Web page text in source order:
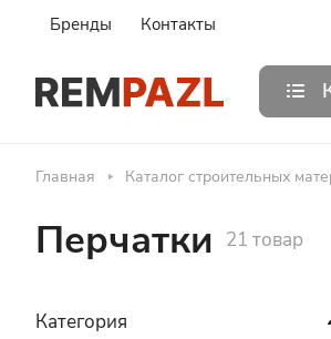
Бренды Контакты
Главная Каталог строительных
Перчатки 21 товар
Категория